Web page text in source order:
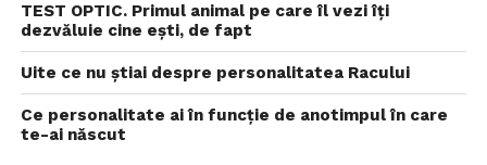
TEST OPTIC. Primul animal pe care îl vezi îți
dezvăluie cine ești, de fapt
Uite ce nu ştiai despre personalitatea Racului
Ce personalitate ai în funcție de anotimpul în care
te-ai născut